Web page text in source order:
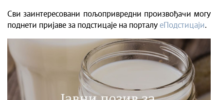
Сви заинтересовани пољопривредни произвођачи могу
поднети пријаве за подстицаје на порталу еПодстицаји.